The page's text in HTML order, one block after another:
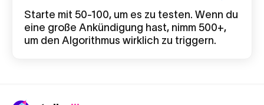
Starte mit 50-100, um es zu testen. Wenn du
eine große Ankündigung hast, nimm 500+,
um den Algorithmus wirklich zu triggern.